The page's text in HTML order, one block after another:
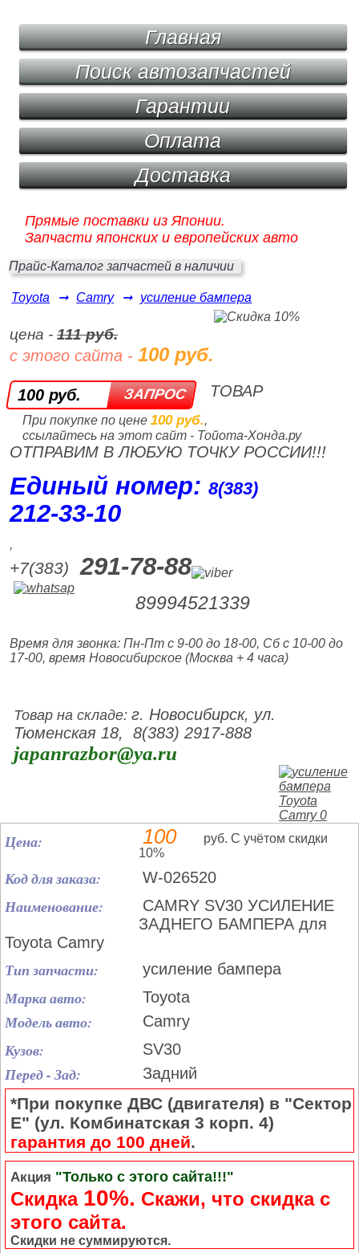
Главная
Поиск автозапчастей
Гарантии
Оплата
Доставка
Прямые поставки из Японии.
Запчасти японских и европейских авто
Прайс-Каталог запчастей в наличии
Toyota ➞ Camry ➞ усиление бампера
цена -111 руб.
с этого сайта -100 руб.
100 руб.
При покупке по цене 100 руб.,
ссылайтесь на этот сайт - Тойота-Хонда.ру
ТОВАР
ОТПРАВИМ В ЛЮБУЮ ТОЧКУ РОССИИ!!!
Единый номер:8(383)
212‑33‑10
,
+7(383) 291-78-88
89994521339
Время для звонка: Пн-Пт с 9-00 до 18-00, Сб с 10-00 до
17-00, время Новосибирское (Москва + 4 часа)
Товар на складе:г. Новосибирск, ул.
Тюменская 18, 8(383) 2917-888
japanrazbor@ya.ru
Цена: 100
руб. С учётом скидки
10%
Код для заказа: W-026520
Наименование:
CAMRY SV30 УСИЛЕНИЕ
ЗАДНЕГО БАМПЕРА для
Toyota Camry
Тип запчасти: усиление бампера
Марка авто: Toyota
Модель авто: Camry
Кузов: SV30
Перед - Зад: Задний
*При покупке ДВС (двигателя) в "Сектор
Е" (ул. Комбинатская 3 корп. 4)
гарантия до 100 дней.
Акция "Только с этого сайта!!!"
Скидка 10%. Cкажи, что скидка с
этого сайта.
Скидки не суммируются.